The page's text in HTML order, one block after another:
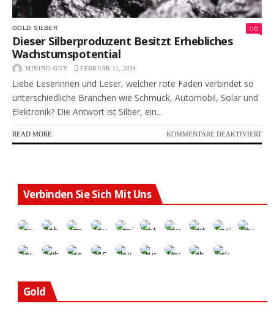
GOLD SILBER 0
Dieser Silberproduzent Besitzt Erhebliches
Wachstumspotential
MINING-GUY FEBRUAR 11, 2024
Liebe Leserinnen und Leser, welcher rote Faden verbindet so
unterschiedliche Branchen wie Schmuck, Automobil, Solar und
Elektronik? Die Antwort ist Silber, ein...
READ MORE KOMMENTARE DEAKTIVIERTFÜR
Verbinden Sie Sich Mit Uns
Gold